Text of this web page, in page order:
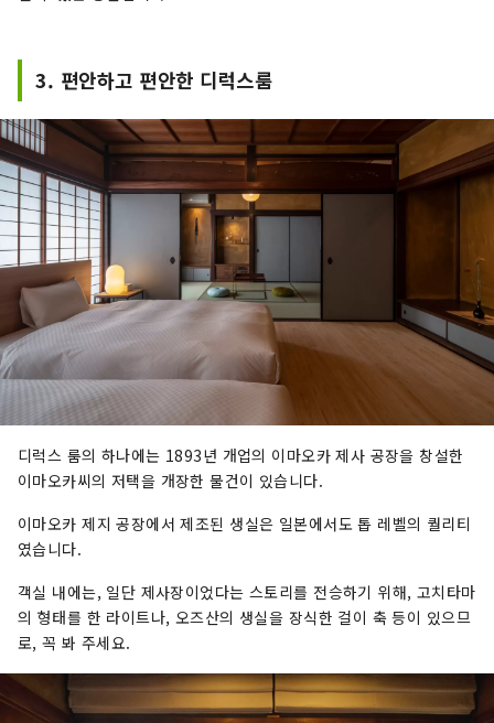
3. 편안하고 편안한 디럭스룸
디럭스 룸의 하나에는 1893년 개업의 이마오카 제사 공장을 창설한
이마오카씨의 저택을 개장한 물건이 있습니다.
이마오카 제지 공장에서 제조된 생실은 일본에서도 톱 레벨의 퀄리티
였습니다.
객실 내에는, 일단 제사장이었다는 스토리를 전승하기 위해, 고치타마
의 형태를 한 라이트나, 오즈산의 생실을 장식한 걸이 축 등이 있으므
로, 꼭 봐 주세요.